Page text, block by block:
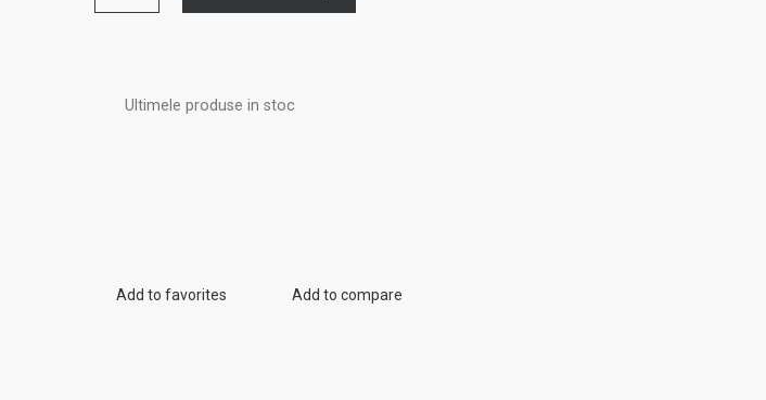
Ultimele produse in stoc
Add to favorites Add to compare